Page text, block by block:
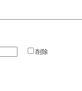
削除